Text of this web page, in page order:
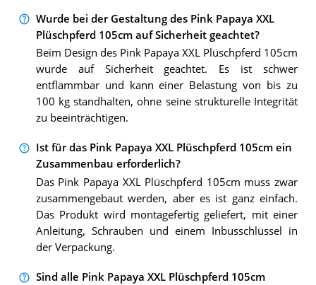
Wurde bei der Gestaltung des Pink Papaya XXL
Plüschpferd 105cm auf Sicherheit geachtet?
Beim Design des Pink Papaya XXL Plüschpferd 105cm
wurde auf Sicherheit geachtet. Es ist schwer
entflammbar und kann einer Belastung von bis zu
100 kg standhalten, ohne seine strukturelle Integrität
zu beeinträchtigen.
Ist für das Pink Papaya XXL Plüschpferd 105cm ein
Zusammenbau erforderlich?
Das Pink Papaya XXL Plüschpferd 105cm muss zwar
zusammengebaut werden, aber es ist ganz einfach.
Das Produkt wird montagefertig geliefert, mit einer
Anleitung, Schrauben und einem Inbusschlüssel in
der Verpackung.
Sind alle Pink Papaya XXL Plüschpferd 105cm